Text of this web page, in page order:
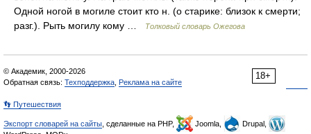
Одной ногой в могиле стоит кто н. (о старике: близок к смерти;
разг.). Рыть могилу кому …
Толковый словарь Ожегова
18+
© Академик, 2000-2026
Обратная связь: Техподдержка Реклама на сайте
👣 Путешествия
Экспорт словарей на сайты , сделанные на PHP, Joomla,
Drupal,